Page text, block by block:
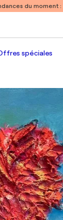
du moment :
spéciales